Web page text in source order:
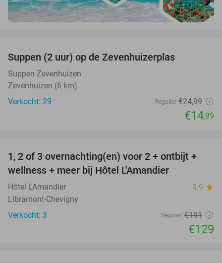
Suppen (2 uur) op de Zevenhuizerplas
Suppen Zevenhuizen
Zevenhuizen (6 km)
Verkocht: 29
Regulier €24,99
€14,99
32%
TODAY
1, 2 of 3 overnachting(en) voor 2 + ontbijt +
wellness + meer bij Hôtel L'Amandier
Hôtel L'Amandier 9.9 star
Libramont-Chevigny
Verkocht: 3
Regulier €191
€129